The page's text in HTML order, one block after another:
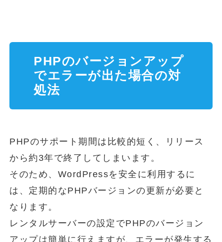
PHPのバージョンアップ
でエラーが出た場合の対
処法
PHPのサポート期間は比較的短く、リリース
から約3年で終了してしまいます。
そのため、WordPressを安全に利用するに
は、定期的なPHPバージョンの更新が必要と
なります。
レンタルサーバーの設定でPHPのバージョン
アップは簡単に行えますが、エラーが発生する